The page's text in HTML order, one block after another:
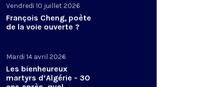
Vendredi 10 juillet 2026
François Cheng, poète
de la voie ouverte ?
Mardi 14 avril 2026
Les bienheureux
martyrs d’Algérie - 30